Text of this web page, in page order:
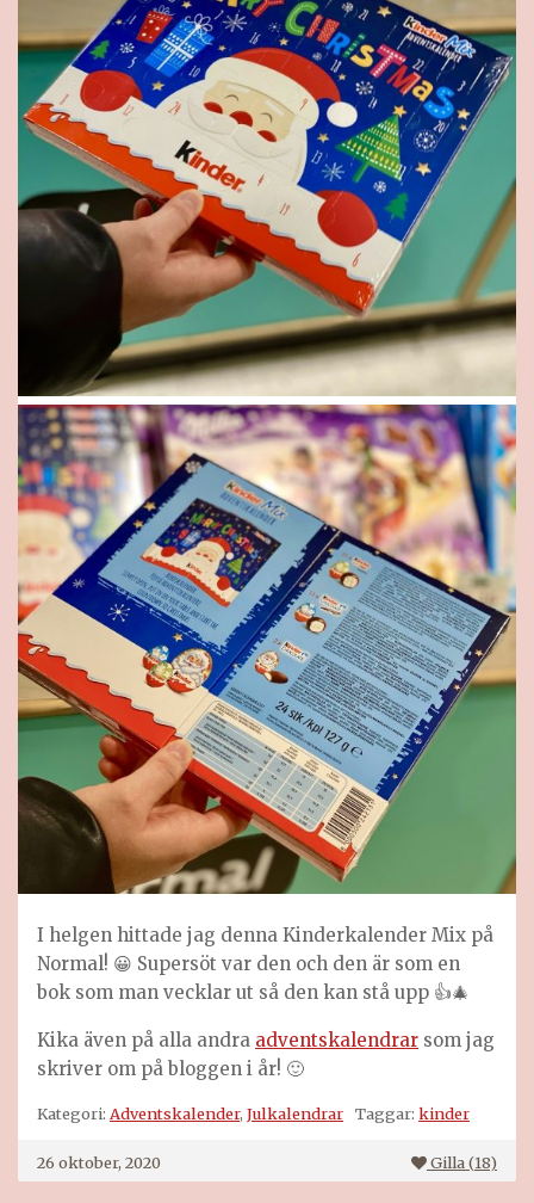
I helgen hittade jag denna Kinderkalender Mix på
Normal! 😀 Supersöt var den och den är som en
bok som man vecklar ut så den kan stå upp 👍🎄
Kika även på alla andra adventskalendrar som jag
skriver om på bloggen i år! 🙂
Kategori: Adventskalender, Julkalendrar Taggar: kinder
26 oktober, 2020 Gilla (18)